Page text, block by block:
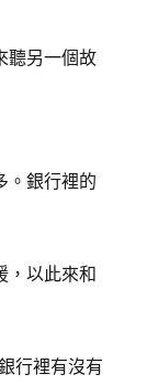
聽另一個故
。銀行裡的
，以此來和
行裡有沒有